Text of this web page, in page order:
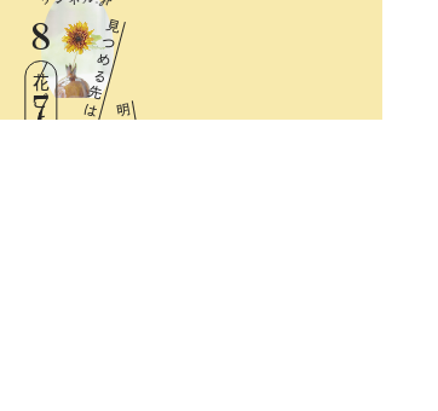
見
つ
め
る
先
は
明
8
7
花ごよみ